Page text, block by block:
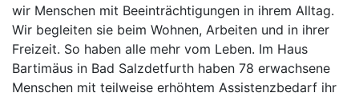
wir Menschen mit Beeinträchtigungen in ihrem Alltag.
Wir begleiten sie beim Wohnen, Arbeiten und in ihrer
Freizeit. So haben alle mehr vom Leben. Im Haus
Bartimäus in Bad Salzdetfurth haben 78 erwachsene
Menschen mit teilweise erhöhtem Assistenzbedarf ihr